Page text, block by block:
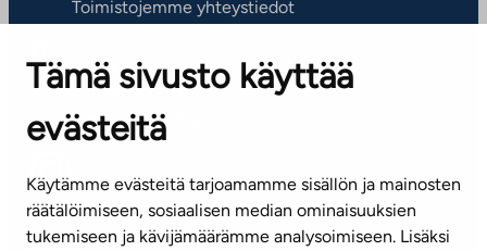
Tämä sivusto käyttää
evästeitä
Käytämme evästeitä tarjoamamme sisällön ja mainosten
räätälöimiseen, sosiaalisen median ominaisuuksien
tukemiseen ja kävijämäärämme analysoimiseen. Lisäksi
Toimistojemme yhteystiedot
ASIAKASPALVELUKESKUS
Puh. 045 7734 3777
(arkisin klo 8-16)
info@ta.fi